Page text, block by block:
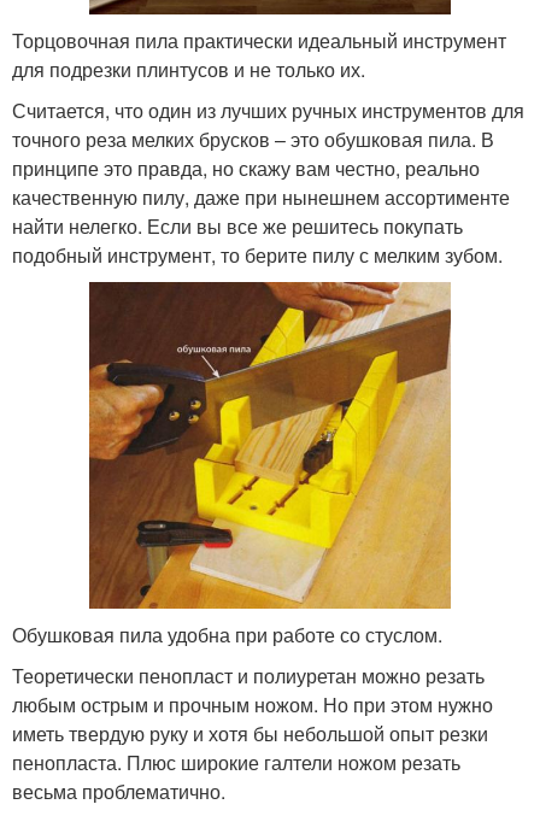
Торцовочная пила практически идеальный инструмент
для подрезки плинтусов и не только их.
Считается, что один из лучших ручных инструментов для
точного реза мелких брусков – это обушковая пила. В
принципе это правда, но скажу вам честно, реально
качественную пилу, даже при нынешнем ассортименте
найти нелегко. Если вы все же решитесь покупать
подобный инструмент, то берите пилу с мелким зубом.
Обушковая пила удобна при работе со стуслом.
Теоретически пенопласт и полиуретан можно резать
любым острым и прочным ножом. Но при этом нужно
иметь твердую руку и хотя бы небольшой опыт резки
пенопласта. Плюс широкие галтели ножом резать
весьма проблематично.